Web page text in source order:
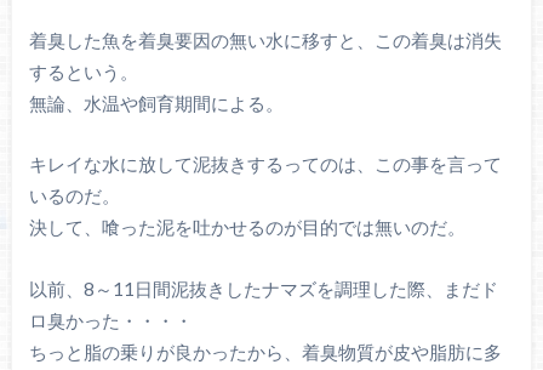
着臭した魚を着臭要因の無い水に移すと、この着臭は消失
するという。
無論、水温や飼育期間による。
キレイな水に放して泥抜きするってのは、この事を言って
いるのだ。
決して、喰った泥を吐かせるのが目的では無いのだ。
以前、8～11日間泥抜きしたナマズを調理した際、まだド
ロ臭かった・・・・
ちっと脂の乗りが良かったから、着臭物質が皮や脂肪に多